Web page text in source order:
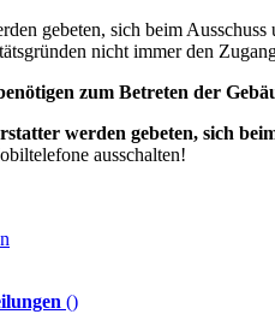
gebeten, sich beim Ausschuss
nicht immer den
zum Betreten der
werden gebeten, sich
ausschalten!
()